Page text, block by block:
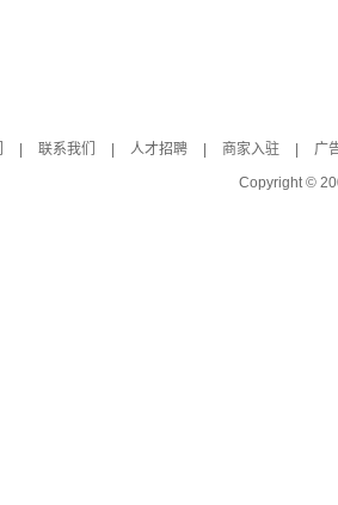
联系我们 人才招聘 商家入驻 广
Copyright ©